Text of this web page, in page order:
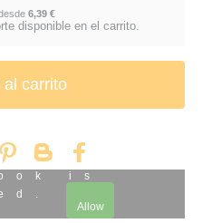
LICENCIA OFICIAL
6,39 €
disponible en el carrito.
is
Allow